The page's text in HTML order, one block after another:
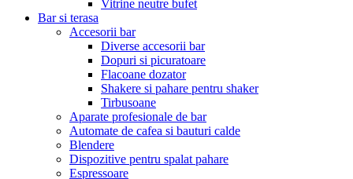
Vitrine neutre bufet
Bar si terasa
Accesorii bar
Diverse accesorii bar
Dopuri si picuratoare
Flacoane dozator
Shakere si pahare pentru shaker
Tirbusoane
Aparate profesionale de bar
Automate de cafea si bauturi calde
Blendere
Dispozitive pentru spalat pahare
Espressoare